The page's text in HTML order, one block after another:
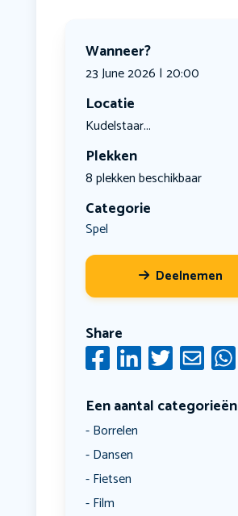
Wanneer?
23 June 2026 | 20:00
Locatie
Kudelstaar...
Plekken
8 plekken beschikbaar
Categorie
Spel
Deelnemen
Share
Een aantal categorieën
Borrelen
Dansen
Fietsen
Film